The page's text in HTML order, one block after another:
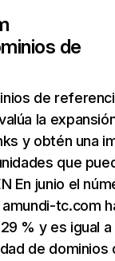
de
de
la
y obtén una
que
En junio el
tc.com
% y es igual a
de dominios